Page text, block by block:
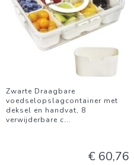
Zwarte Draagbare
voedselopslagcontainer met
deksel en handvat, 8
verwijderbare c...
€ 60,76